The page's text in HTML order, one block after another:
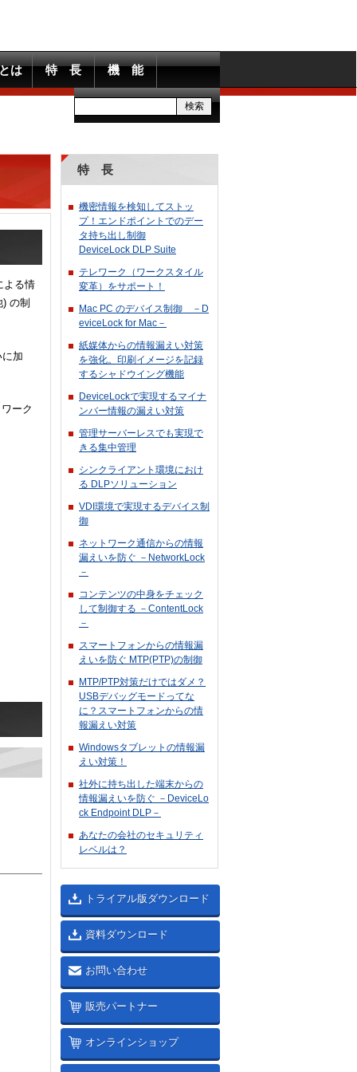
は 特 長 機 能
よる情
の制
加
ーク
特 長
機密情報を検知してストッ
プ！エンドポイントでのデー
タ持ち出し制御
DeviceLock DLP Suite
テレワーク（ワークスタイル
変革）をサポート！
Mac PC のデバイス制御 －D
eviceLock for Mac－
紙媒体からの情報漏えい対策
を強化。印刷イメージを記録
するシャドウイング機能
DeviceLockで実現するマイナ
ンバー情報の漏えい対策
管理サーバーレスでも実現で
きる集中管理
シンクライアント環境におけ
る DLPソリューション
VDI環境で実現するデバイス制
御
ネットワーク通信からの情報
漏えいを防ぐ －NetworkLock
－
コンテンツの中身をチェック
して制御する －ContentLock
－
スマートフォンからの情報漏
えいを防ぐ MTP(PTP)の制御
MTP/PTP対策だけではダメ？
USBデバッグモードってな
に？スマートフォンからの情
報漏えい対策
Windowsタブレットの情報漏
えい対策！
社外に持ち出した端末からの
情報漏えいを防ぐ －DeviceLo
ck Endpoint DLP－
あなたの会社のセキュリティ
レベルは？
トライアル版ダウンロード
資料ダウンロード
お問い合わせ
販売パートナー
オンラインショップ